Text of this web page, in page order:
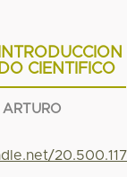
CIENTIFICO